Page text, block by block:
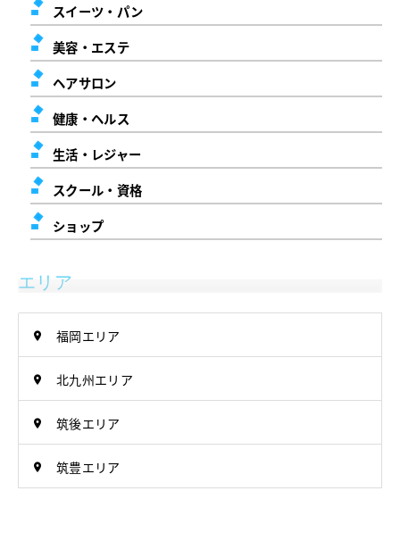
スイーツ・パン
美容・エステ
ヘアサロン
健康・ヘルス
生活・レジャー
スクール・資格
ショップ
エリア
福岡エリア
北九州エリア
筑後エリア
筑豊エリア